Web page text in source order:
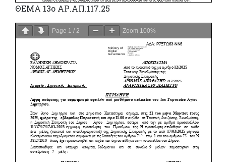
ΘΕΜΑ 13o ΑΡ.ΑΠ.117.25
Page 1 / 2 Zoom 100%